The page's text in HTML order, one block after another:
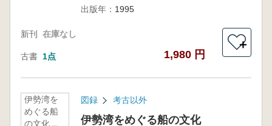
出版年： 1995
新刊 在庫なし
古書 1点 1,980 円
＋
伊勢湾を
めぐる船
の文化
図録 考古以外
伊勢湾をめぐる船の文化